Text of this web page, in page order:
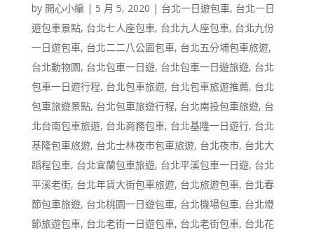
by 開心小編 | 5 月 5, 2020 | 台北一日遊包車, 台北一日
遊包車景點, 台北七人座包車, 台北九人座包車, 台北九份
一日遊包車, 台北二二八公園包車, 台北五分埔包車旅遊,
台北動物園, 台北包車一日遊, 台北包車一日遊旅遊, 台北
包車一日遊行程, 台北包車旅遊, 台北包車旅遊推薦, 台北
包車旅遊景點, 台北包車旅遊行程, 台北南投包車旅遊, 台
北台南包車旅遊, 台北商務包車, 台北基隆一日遊行, 台北
基隆包車旅遊, 台北士林夜市包車旅遊, 台北夜市, 台北大
蹈程包車, 台北宜蘭包車旅遊, 台北平溪包車一日遊, 台北
平溪老街, 台北年貨大街包車旅遊, 台北旅遊包車, 台北春
節包車旅遊, 台北桃園一日遊包車, 台北機場包車, 台北燈
節旅遊包車, 台北老街一日遊包車, 台北老街包車, 台北花